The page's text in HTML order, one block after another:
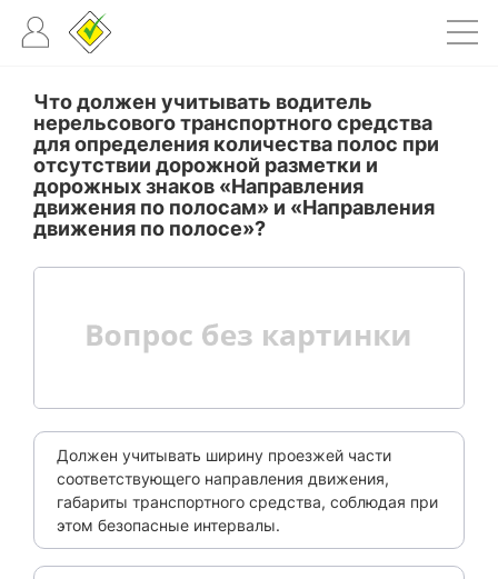
Что должен учитывать водитель
нерельсового транспортного средства
для определения количества полос при
отсутствии дорожной разметки и
дорожных знаков «Направления
движения по полосам» и «Направления
движения по полосе»?
Должен учитывать ширину проезжей части
соответствующего направления движения,
габариты транспортного средства, соблюдая при
этом безопасные интервалы.